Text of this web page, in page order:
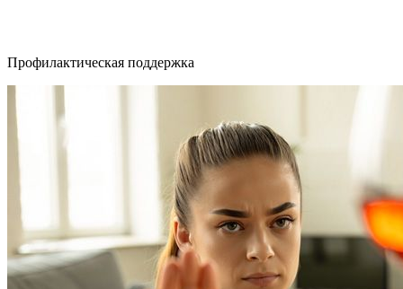
Профилактическая поддержка